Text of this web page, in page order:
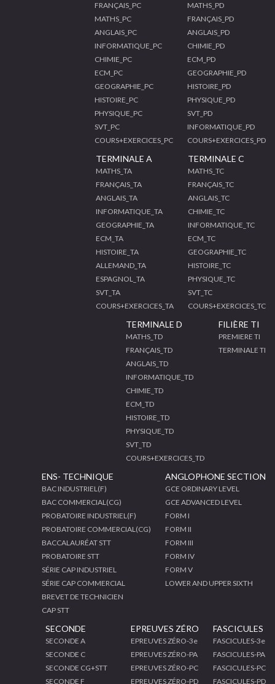
FRANÇAIS_PC
MATHS_PC
ANGLAIS_PC
INFORMATIQUE_PC
CHIMIE_PC
ECM_PC
GEOGRAPHIE_PC
HISTOIRE_PC
PHYSIQUE_PC
SVT_PC
COURS+EXERCICES_PC
MATHS_PD
FRANÇAIS_PD
ANGLAIS_PD
CHIMIE_PD
ECM_PD
GEOGRAPHIE_PD
HISTOIRE_PD
PHYSIQUE_PD
SVT_PD
INFORMATIQUE_PD
COURS+EXERCICES_PD
TERMINALE A
MATHS_TA
FRANÇAIS_TA
ANGLAIS_TA
INFORMATIQUE_TA
GEOGRAPHIE_TA
ECM_TA
HISTOIRE_TA
ALLEMAND_TA
ESPAGNOL_TA
SVT_TA
COURS+EXERCICES_TA
TERMINALE C
MATHS_TC
FRANÇAIS_TC
ANGLAIS_TC
CHIMIE_TC
INFORMATIQUE_TC
ECM_TC
GEOGRAPHIE_TC
HISTOIRE_TC
PHYSIQUE_TC
SVT_TC
COURS+EXERCICES_TC
TERMINALE D
MATHS_TD
FRANÇAIS_TD
ANGLAIS_TD
INFORMATIQUE_TD
CHIMIE_TD
ECM_TD
HISTOIRE_TD
PHYSIQUE_TD
SVT_TD
COURS+EXERCICES_TD
FILIÈRE TI
PREMIERE TI
TERMINALE TI
ENS- TECHNIQUE
BAC INDUSTRIEL(F)
BAC COMMERCIAL(CG)
PROBATOIRE INDUSTRIEL(F)
PROBATOIRE COMMERCIAL(CG)
BACCALAURÉAT STT
PROBATOIRE STT
SÉRIE CAP INDUSTRIEL
SÉRIE CAP COMMERCIAL
BREVET DE TECHNICIEN
CAP STT
ANGLOPHONE SECTION
GCE ORDINARY LEVEL
GCE ADVANCED LEVEL
FORM I
FORM II
FORM III
FORM IV
FORM V
LOWER AND UPPER SIXTH
SECONDE
SECONDE A
SECONDE C
SECONDE CG+STT
SECONDE F
EPREUVES ZÉRO
EPREUVES ZÉRO-3e
EPREUVES ZÉRO-PA
EPREUVES ZÉRO-PC
EPREUVES ZÉRO-PD
FASCICULES
FASCICULES-3e
FASCICULES-PA
FASCICULES-PC
FASCICULES-PD